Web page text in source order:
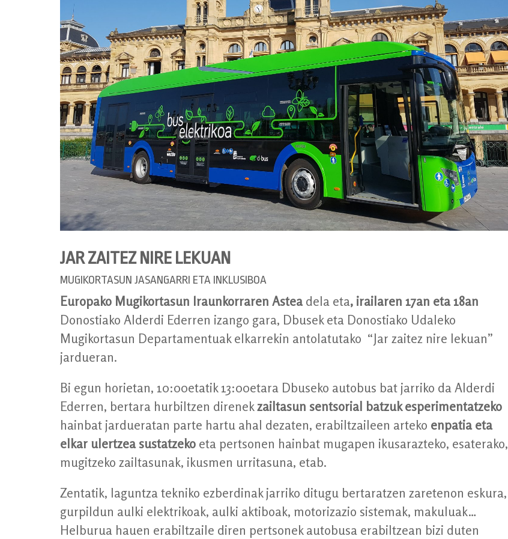
JAR ZAITEZ NIRE LEKUAN
MUGIKORTASUN JASANGARRI ETA INKLUSIBOA
Europako Mugikortasun Iraunkorraren Asteadela eta, irailaren 17an eta 18an
Donostiako Alderdi Ederren izango gara, Dbusek eta Donostiako Udaleko
Mugikortasun Departamentuak elkarrekin antolatutako “Jar zaitez nire lekuan”
jardueran.
Bi egun horietan, 10:00etatik 13:00etara Dbuseko autobus bat jarriko da Alderdi
Ederren, bertara hurbiltzen direnekzailtasun sentsorial batzuk esperimentatzeko
hainbat jardueratan parte hartu ahal dezaten, erabiltzaileen arteko enpatia eta
elkar ulertzea sustatzeko eta pertsonen hainbat mugapen ikusarazteko, esaterako,
mugitzeko zailtasunak, ikusmen urritasuna, etab.
Zentatik, laguntza tekniko ezberdinak jarriko ditugu bertaratzen zaretenon eskura,
gurpildun aulki elektrikoak, aulki aktiboak, motorizazio sistemak, makuluak…
Helburua hauen erabiltzaile diren pertsonek autobusa erabiltzean bizi duten